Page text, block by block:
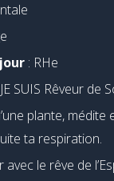
: RHe
SUIS Rêveur de
plante,
ta respiration.
le rêve de